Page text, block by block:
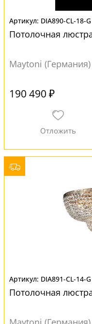
DIA890-CL-18-G
Потолочная
Maytoni (Германия)
190 490 ₽
DIA891-CL-14-G
Потолочная